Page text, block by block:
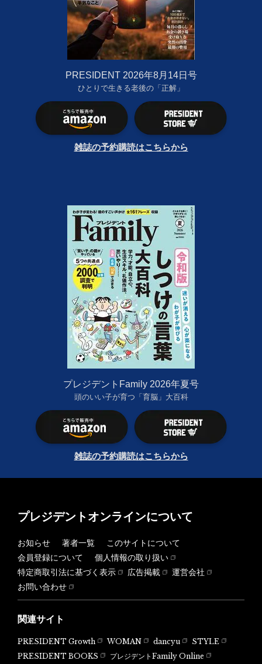
PRESIDENT 2026年8月14日号
ひとりで生きる老後の「正解」
雑誌の予約購読はこちらから
プレジデントFamily 2026年夏号
頭のいい子が育つ「育脳」大百科
雑誌の予約購読はこちらから
プレジデントオンラインについて
お知らせ 著者一覧
このサイトについて
会員登録について
個人情報の取り扱い
特定商取引法に基づく表示
広告掲載
運営会社
お問い合わせ
関連サイト
PRESIDENT Growth WOMAN dancyu
STYLE
PRESIDENT BOOKS
プレジデントFamily Online